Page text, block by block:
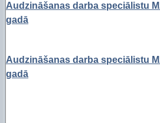
Audzināšanas darba speciālistu
gadā
Audzināšanas darba speciālistu
gadā